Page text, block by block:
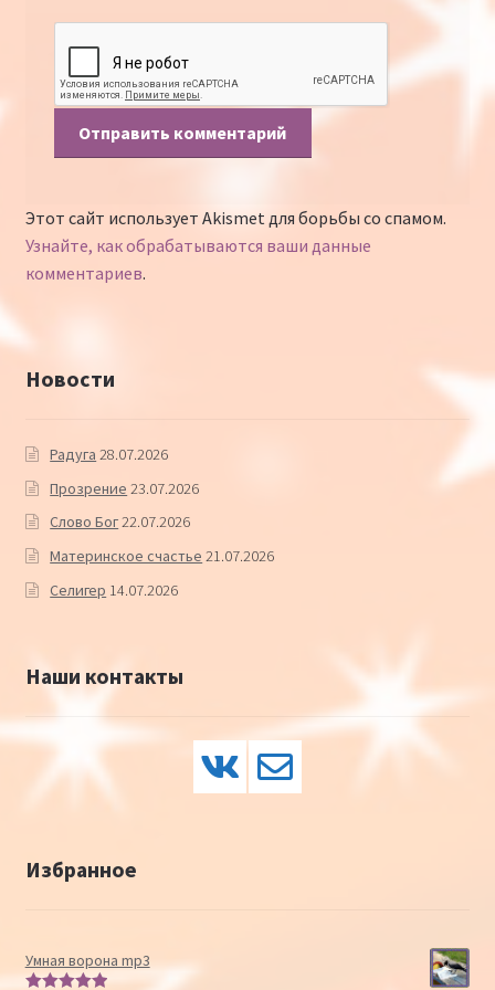
Этот сайт использует Akismet для борьбы со спамом.
Узнайте, как обрабатываются ваши данные
комментариев.
Новости
Радуга 28.07.2026
Прозрение 23.07.2026
Слово Бог22.07.2026
Материнское счастье 21.07.2026
Селигер 14.07.2026
Наши контакты
Избранное
Умная ворона mp3